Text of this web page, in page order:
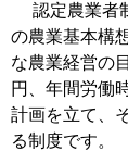
認定農業者
の農業基本構
な農業経営の
円、年間労働
計画を立て、
る制度です。